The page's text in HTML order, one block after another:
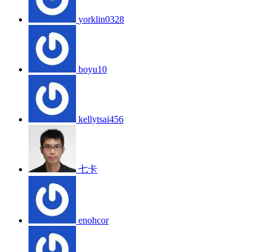
yorklin0328
boyu10
kellytsai456
七卡
enohcor